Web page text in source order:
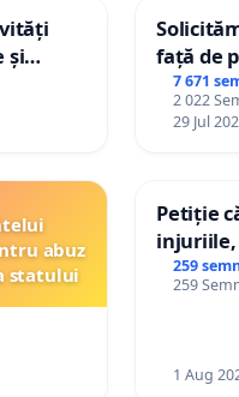
și
față de
7 671
2 022
29 Jul
abuz
statului
Petiție
injuriile,
către
259
259
1 Aug